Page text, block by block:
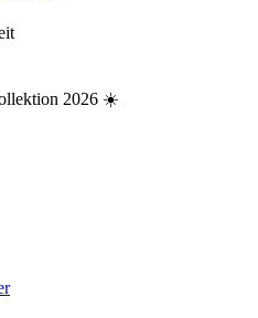
2026 ☀️